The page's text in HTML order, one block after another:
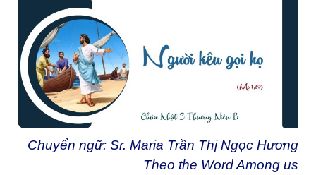
Chuyển ngữ: Sr. Maria Trần Thị Ngọc Hương
Theo the Word Among us